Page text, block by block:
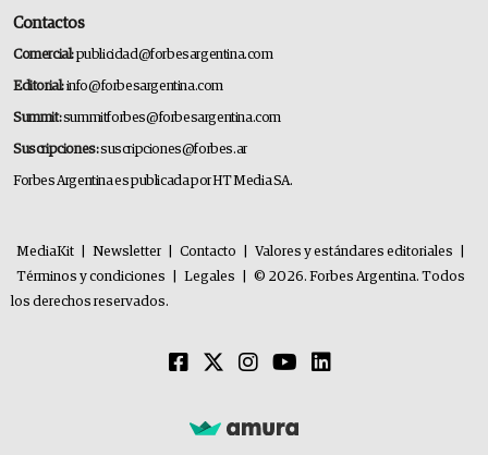
Contactos
Comercial:publicidad@forbesargentina.com
Editorial:info@forbesargentina.com
Summit:summitforbes@forbesargentina.com
Suscripciones:suscripciones@forbes.ar
Forbes Argentina es publicada por HT Media SA.
MediaKit Newsletter Contacto Valores y estándares editoriales
Términos y condiciones
Legales
© 2026. Forbes Argentina. Todos
los derechos reservados.